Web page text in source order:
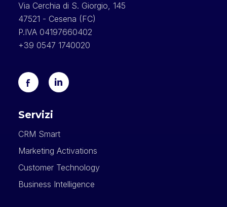
Via Cerchia di S. Giorgio, 145
47521 - Cesena (FC)
P.IVA 04197660402
+39 0547 1740020
Servizi
CRM Smart
Marketing Activations
Customer Technology
Business Intelligence